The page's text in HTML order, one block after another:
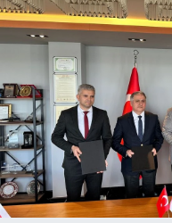
Mizah
Röportaj
Teknoloji